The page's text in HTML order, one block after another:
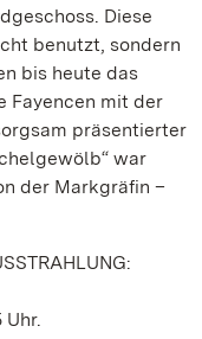
Diese
benutzt, sondern
bis heute das
Fayencen mit der
präsentierter
war
der Markgräfin –
Uhr.